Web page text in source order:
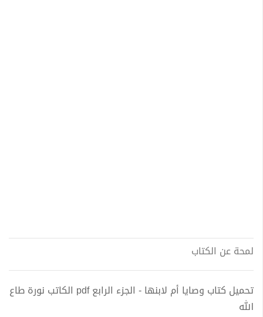
لمحة عن الكتاب
تحميل كتاب وصايا أم لابنها - الجزء الرابع pdf الكاتب نورة طاع
الله